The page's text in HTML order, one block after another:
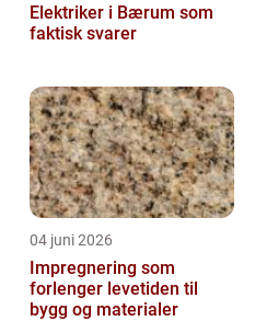
Elektriker i Bærum som
faktisk svarer
04 juni 2026
Impregnering som
forlenger levetiden til
bygg og materialer